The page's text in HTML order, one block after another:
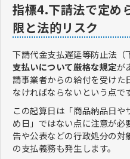
指標4.下請法で定め
限と法的リスク
下請代金支払遅延等防止法（
支払いについて厳格な規定が
請事業者からの給付を受け
なければならないという点で
この起算日は「商品納品日
め日」ではない点に注意が
告や公表などの行政処分の
の支払義務も発生します。